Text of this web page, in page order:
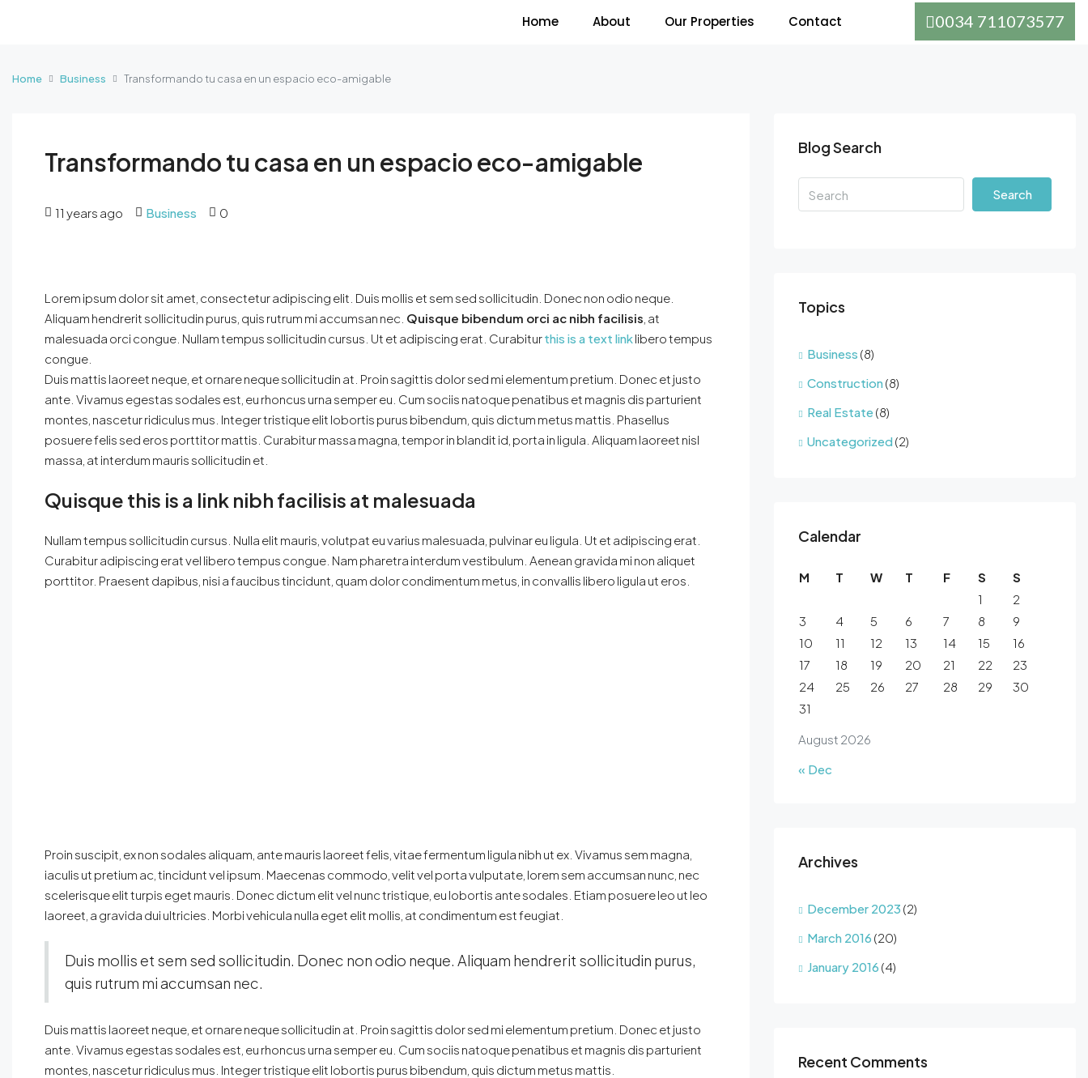
Home About Our Properties Contact 0034 711073577
Home Business Transformando tu casa en un espacio eco-amigable
Transformando tu casa en un espacio eco-amigable
11 years ago Business 0
Lorem ipsum dolor sit amet, consectetur adipiscing elit. Duis mollis et sem sed sollicitudin. Donec non odio neque.
Aliquam hendrerit sollicitudin purus, quis rutrum mi accumsan nec. Quisque bibendum orci ac nibh facilisis , at
malesuada orci congue. Nullam tempus sollicitudin cursus. Ut et adipiscing erat. Curabiturthis is a text linklibero tempus
congue.
Duis mattis laoreet neque, et ornare neque sollicitudin at. Proin sagittis dolor sed mi elementum pretium. Donec et justo
ante. Vivamus egestas sodales est, eu rhoncus urna semper eu. Cum sociis natoque penatibus et magnis dis parturient
montes, nascetur ridiculus mus. Integer tristique elit lobortis purus bibendum, quis dictum metus mattis. Phasellus
posuere felis sed eros porttitor mattis. Curabitur massa magna, tempor in blandit id, porta in ligula. Aliquam laoreet nisl
massa, at interdum mauris sollicitudin et.
Quisque this is a link nibh facilisis at malesuada
Nullam tempus sollicitudin cursus. Nulla elit mauris, volutpat eu varius malesuada, pulvinar eu ligula. Ut et adipiscing erat.
Curabitur adipiscing erat vel libero tempus congue. Nam pharetra interdum vestibulum. Aenean gravida mi non aliquet
porttitor. Praesent dapibus, nisi a faucibus tincidunt, quam dolor condimentum metus, in convallis libero ligula ut eros.
Proin suscipit, ex non sodales aliquam, ante mauris laoreet felis, vitae fermentum ligula nibh ut ex. Vivamus sem magna,
iaculis ut pretium ac, tincidunt vel ipsum. Maecenas commodo, velit vel porta vulputate, lorem sem accumsan nunc, nec
scelerisque elit turpis eget mauris. Donec dictum elit vel nunc tristique, eu lobortis ante sodales. Etiam posuere leo ut leo
laoreet, a gravida dui ultricies. Morbi vehicula nulla eget elit mollis, at condimentum est feugiat.
Duis mollis et sem sed sollicitudin. Donec non odio neque. Aliquam hendrerit sollicitudin purus,
quis rutrum mi accumsan nec.
Duis mattis laoreet neque, et ornare neque sollicitudin at. Proin sagittis dolor sed mi elementum pretium. Donec et justo
ante. Vivamus egestas sodales est, eu rhoncus urna semper eu. Cum sociis natoque penatibus et magnis dis parturient
montes, nascetur ridiculus mus. Integer tristique elit lobortis purus bibendum, quis dictum metus mattis.
Blog Search
Search
Topics
Business (8)
Construction(8)
Real Estate(8)
Uncategorized(2)
Calendar
August 2026
M T W T F S
S
1
2
3
4 5 6 7 8
9
10
11 12 13 14 15
16
17
18 19 20 21 22
23
24
25 26 27 28 29
30
31
« Dec
Archives
December 2023 (2)
March 2016 (20)
January 2016 (4)
Recent Comments